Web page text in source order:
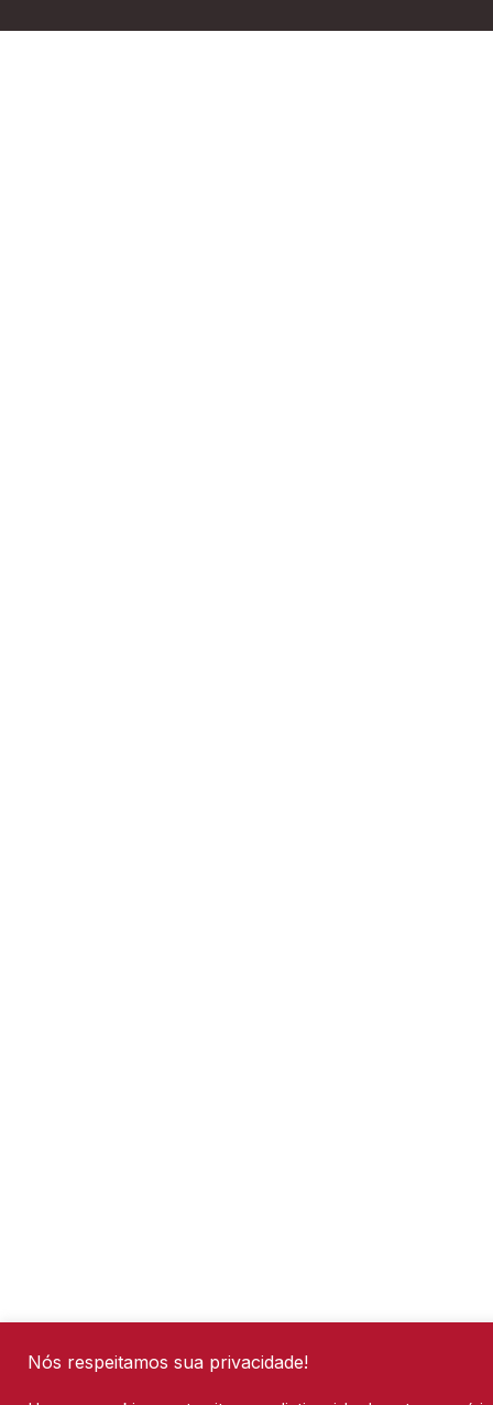
Nós respeitamos sua privacidade!